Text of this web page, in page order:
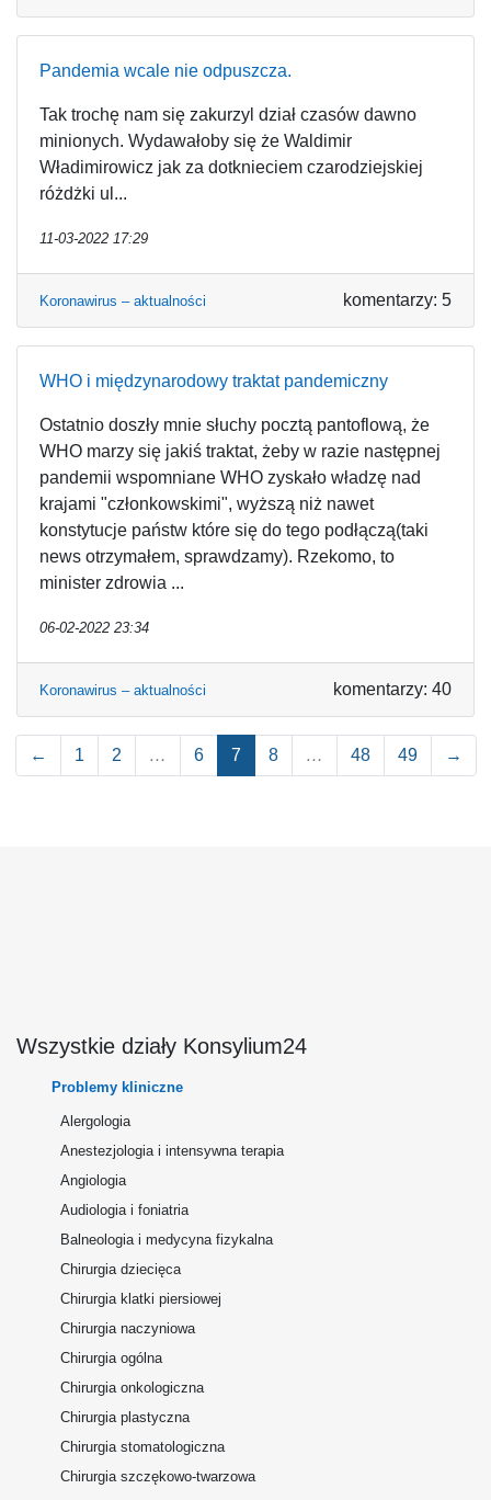
Pandemia wcale nie odpuszcza.
Tak trochę nam się zakurzyl dział czasów dawno
minionych. Wydawałoby się że Waldimir
Władimirowicz jak za dotknieciem czarodziejskiej
różdżki ul...
11-03-2022 17:29
Koronawirus – aktualności komentarzy: 5
WHO i międzynarodowy traktat pandemiczny
Ostatnio doszły mnie słuchy pocztą pantoflową, że
WHO marzy się jakiś traktat, żeby w razie następnej
pandemii wspomniane WHO zyskało władzę nad
krajami "członkowskimi", wyższą niż nawet
konstytucje państw które się do tego podłączą(taki
news otrzymałem, sprawdzamy). Rzekomo, to
minister zdrowia ...
06-02-2022 23:34
Koronawirus – aktualności komentarzy: 40
← 1 2 … 6 7 8 … 48 49 →
Wszystkie działy Konsylium24
Problemy kliniczne
Alergologia
Anestezjologia i intensywna terapia
Angiologia
Audiologia i foniatria
Balneologia i medycyna fizykalna
Chirurgia dziecięca
Chirurgia klatki piersiowej
Chirurgia naczyniowa
Chirurgia ogólna
Chirurgia onkologiczna
Chirurgia plastyczna
Chirurgia stomatologiczna
Chirurgia szczękowo-twarzowa